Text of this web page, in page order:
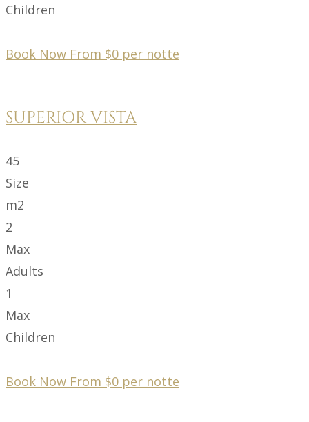
Children
Book Now From $0 per notte
SUPERIOR VISTA
45
Size
m2
2
Max
Adults
1
Max
Children
Book Now From $0 per notte